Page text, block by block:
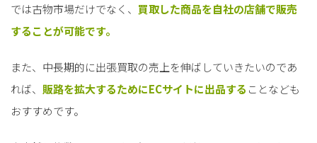
では古物市場だけでなく、 買取した商品を自社の店舗で販売
することが可能です。
また、中長期的に出張買取の売上を伸ばしていきたいのであ
れば、 販路を拡大するためにECサイトに出品する ことなども
おすすめです。